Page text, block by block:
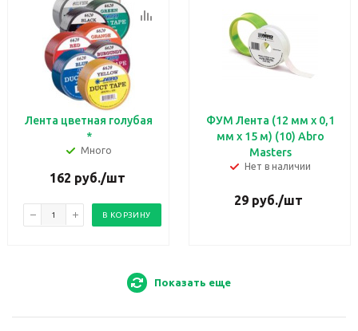
Лента цветная голубая
*
Много
162 руб./шт
В КОРЗИНУ
ФУМ Лента (12 мм х 0,1
мм х 15 м) (10) Abro
Masters
Нет в наличии
29 руб./шт
Показать еще